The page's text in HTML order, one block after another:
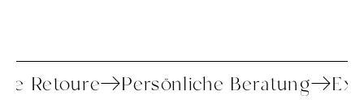
Retoure Persönliche Beratung